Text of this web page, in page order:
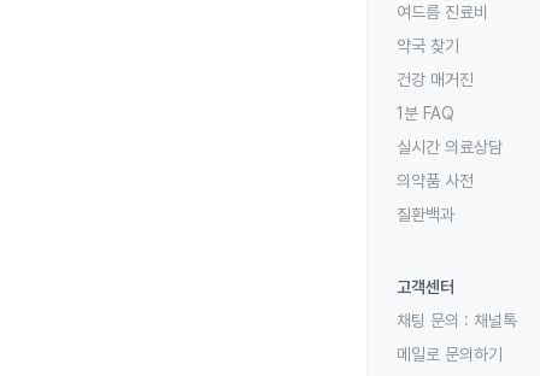
여드름 진료비
약국 찾기
건강 매거진
1분 FAQ
실시간 의료상담
의약품 사전
질환백과
고객센터
채팅 문의 : 채널톡
메일로 문의하기